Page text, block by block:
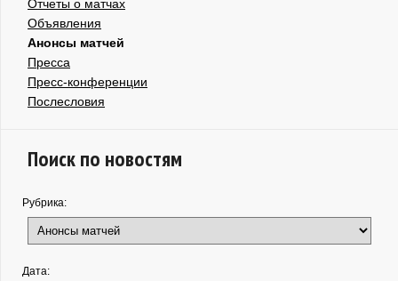
Отчеты о матчах
Объявления
Анонсы матчей
Пресса
Пресс-конференции
Послесловия
Поиск по новостям
Рубрика:
Дата: